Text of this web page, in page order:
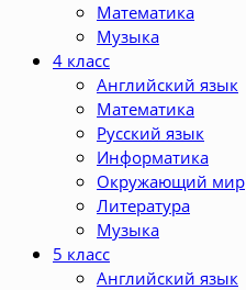
Математика
Музыка
4 класс
Английский язык
Математика
Русский язык
Информатика
Окружающий мир
Литература
Музыка
5 класс
Английский язык